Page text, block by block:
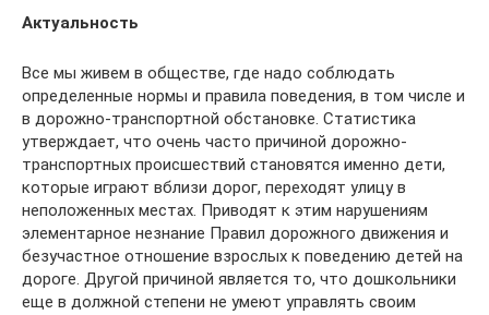
Актуальность
Все мы живем в обществе, где надо соблюдать
определенные нормы и правила поведения, в том числе и
в дорожно-транспортной обстановке. Статистика
утверждает, что очень часто причиной дорожно-
транспортных происшествий становятся именно дети,
которые играют вблизи дорог, переходят улицу в
неположенных местах. Приводят к этим нарушениям
элементарное незнание Правил дорожного движения и
безучастное отношение взрослых к поведению детей на
дороге. Другой причиной является то, что дошкольники
еще в должной степени не умеют управлять своим